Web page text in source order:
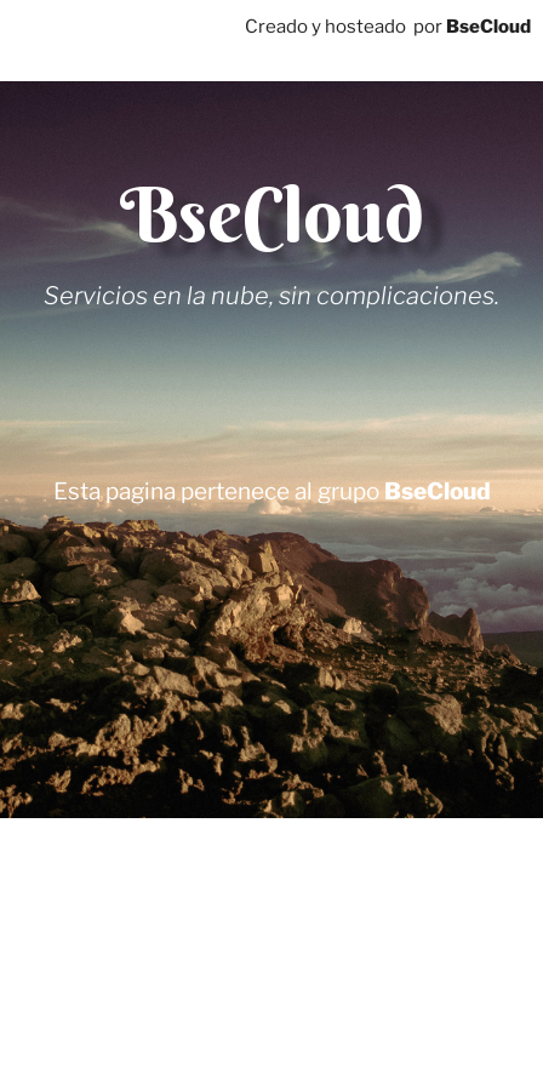
Creado y hosteado por BseCloud
BseCloud
Servicios en la nube, sin complicaciones.
Esta pagina pertenece al grupo BseCloud